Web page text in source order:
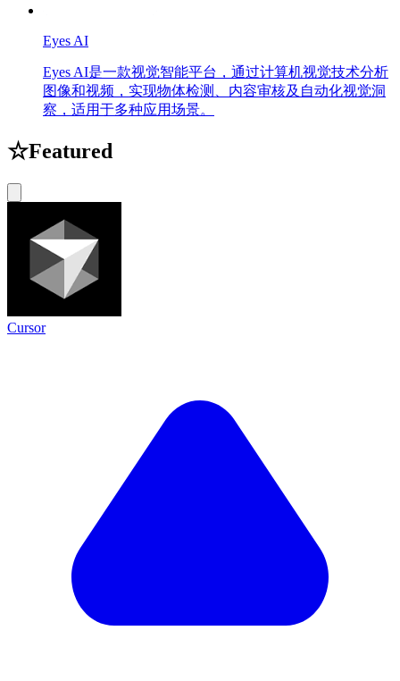
Eyes AI
Eyes AI是一款视觉智能平台，通过计算机视觉技术分析
图像和视频，实现物体检测、内容审核及自动化视觉洞
察，适用于多种应用场景。
☆Featured
Cursor